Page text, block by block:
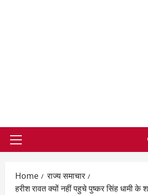
Primary
Home
राज्य समाचार
हरीश रावत क्यों नहीं पहुचे पुष्कर सिंह धामी के